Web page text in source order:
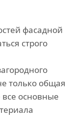
фасадной
строго
только общая
основные